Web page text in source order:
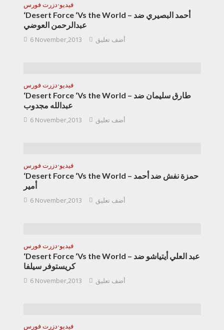
دزرت فورس•فيديو
‘Desert Force ‘Vs the World – أحمد البصيري ضد
عبدالرحمن العوضي
6 November,2013 أضف تعليق
دزرت فورس•فيديو
‘Desert Force ‘Vs the World – طارق سليمان ضد
عبدالله مجدوب
6 November,2013 أضف تعليق
دزرت فورس•فيديو
‘Desert Force ‘Vs the World – حمزة نفش ضد أحمد
أمير
6 November,2013 أضف تعليق
دزرت فورس•فيديو
‘Desert Force ‘Vs the World – عبد العلي أيتياشو ضد
كريستوفر سيلفا
6 November,2013 أضف تعليق
دزرت فورس•فيديو